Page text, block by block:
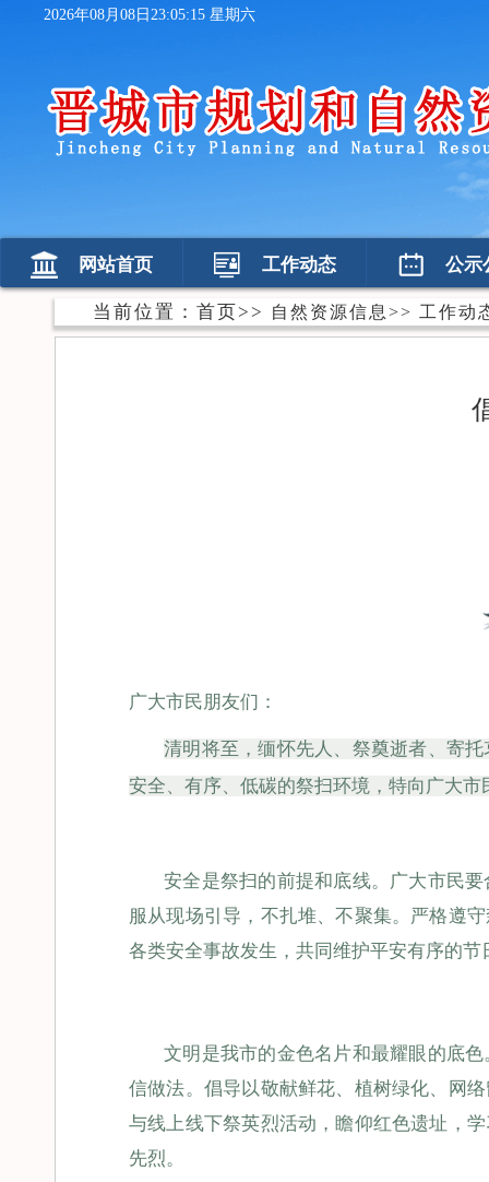
2026年08月08日23:05:16 星期六
网站首页 工作动态 公示
当前位置： 首页>> 自然资源信息 >> 工作动
广大市民朋友们：
清明将至，缅怀先人、祭奠逝者、寄
安全、有序、低碳的祭扫环境，特向广大市
安全是祭扫的前提和底线。广大市民
服从现场引导，不扎堆、不聚集。严格遵
各类安全事故发生，共同维护平安有序的节
文明是我市的金色名片和最耀眼的底
信做法。倡导以敬献鲜花、植树绿化、网
与线上线下祭英烈活动，瞻仰红色遗址 ，
先烈。